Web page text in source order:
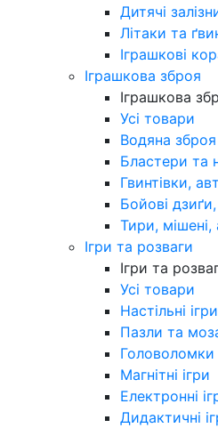
Дитячі
Літаки та
Іграшкові
Іграшкова зброя
Іграшкова
Усі товари
Водяна зброя
Бластери та
Гвинтівки,
Бойові
Тири, мішені,
Ігри та розваги
Ігри та
Усі товари
Настільні ігри
Пазли та
Головоломки
Магнітні ігри
Електронні
Дидактичні